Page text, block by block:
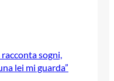
sogni,
lei mi guarda”